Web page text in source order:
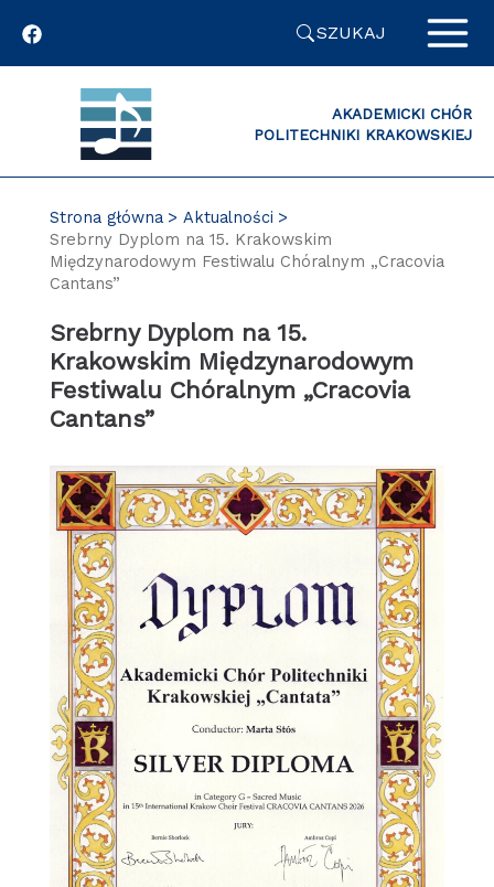
SZUKAJ
AKADEMICKI CHÓR
POLITECHNIKI KRAKOWSKIEJ
Strona główna
Aktualności
Srebrny Dyplom na 15. Krakowskim
Międzynarodowym Festiwalu Chóralnym „Cracovia
Cantans”
Srebrny Dyplom na 15.
Krakowskim Międzynarodowym
Festiwalu Chóralnym „Cracovia
Cantans”